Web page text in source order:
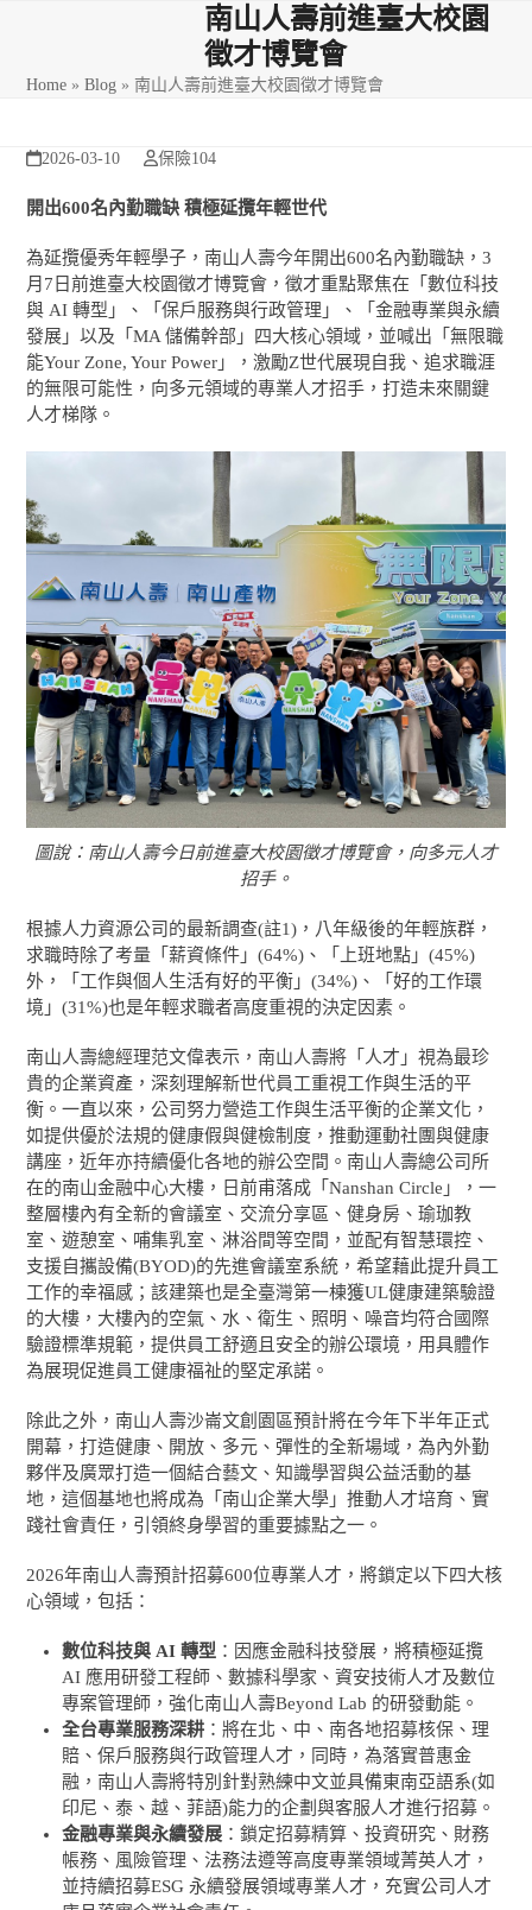
menu
menu
南山人壽前進臺大校園
徵才博覽會
Home »Blog » 南山人壽前進臺大校園徵才博覽會
2026-03-10 保險104
開出600名內勤職缺 積極延攬年輕世代
為延攬優秀年輕學子，南山人壽今年開出600名內勤職缺，3
月7日前進臺大校園徵才博覽會，徵才重點聚焦在「數位科技
與 AI 轉型」、「保戶服務與行政管理」、「金融專業與永續
發展」以及「MA 儲備幹部」四大核心領域，並喊出「無限職
能Your Zone, Your Power」，激勵Z世代展現自我、追求職涯
的無限可能性，向多元領域的專業人才招手，打造未來關鍵
人才梯隊。
圖說：南山人壽今日前進臺大校園徵才博覽會，向多元人才
招手。
根據人力資源公司的最新調查(註1)，八年級後的年輕族群，
求職時除了考量「薪資條件」(64%)、「上班地點」(45%)
外，「工作與個人生活有好的平衡」(34%)、「好的工作環
境」(31%)也是年輕求職者高度重視的決定因素。
南山人壽總經理范文偉表示，南山人壽將「人才」視為最珍
貴的企業資產，深刻理解新世代員工重視工作與生活的平
衡。一直以來，公司努力營造工作與生活平衡的企業文化，
如提供優於法規的健康假與健檢制度，推動運動社團與健康
講座，近年亦持續優化各地的辦公空間。南山人壽總公司所
在的南山金融中心大樓，日前甫落成「Nanshan Circle」，一
整層樓內有全新的會議室、交流分享區、健身房、瑜珈教
室、遊憩室、哺集乳室、淋浴間等空間，並配有智慧環控、
支援自攜設備(BYOD)的先進會議室系統，希望藉此提升員工
工作的幸福感；該建築也是全臺灣第一棟獲UL健康建築驗證
的大樓，大樓內的空氣、水、衛生、照明、噪音均符合國際
驗證標準規範，提供員工舒適且安全的辦公環境，用具體作
為展現促進員工健康福祉的堅定承諾。
除此之外，南山人壽沙崙文創園區預計將在今年下半年正式
開幕，打造健康、開放、多元、彈性的全新場域，為內外勤
夥伴及廣眾打造一個結合藝文、知識學習與公益活動的基
地，這個基地也將成為「南山企業大學」推動人才培育、實
踐社會責任，引領終身學習的重要據點之一。
2026年南山人壽預計招募600位專業人才，將鎖定以下四大核
心領域，包括：
數位科技與 AI轉型 ：因應金融科技發展，將積極延攬
AI 應用研發工程師、數據科學家、資安技術人才及數位
專案管理師，強化南山人壽Beyond Lab 的研發動能。
全台專業服務深耕 ：將在北、中、南各地招募核保、理
賠、保戶服務與行政管理人才，同時，為落實普惠金
融，南山人壽將特別針對熟練中文並具備東南亞語系(如
印尼、泰、越、菲語)能力的企劃與客服人才進行招募。
金融專業與永續發展 ：鎖定招募精算、投資研究、財務
帳務、風險管理、法務法遵等高度專業領域菁英人才，
並持續招募ESG 永續發展領域專業人才，充實公司人才